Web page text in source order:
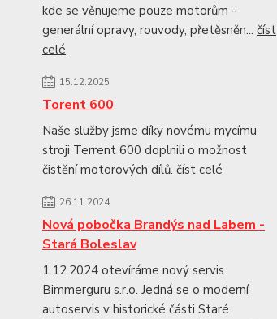
kde se věnujeme pouze motorům -
generální opravy, rouvody, přetěsněn... číst
celé
15.12.2025
Torent 600
Naše služby jsme díky novému mycímu
stroji Terrent 600 doplnili o možnost
čistění motorových dílů. číst celé
26.11.2024
Nová pobočka Brandýs nad Labem -
Stará Boleslav
1.12.2024 otevíráme nový servis
Bimmerguru s.r.o. Jedná se o moderní
autoservis v historické části Staré